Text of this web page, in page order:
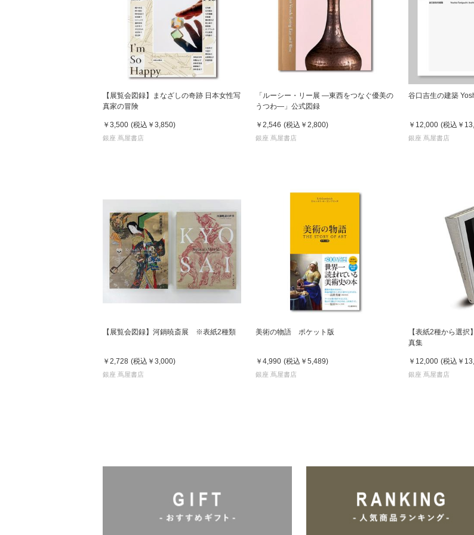
【展覧会図録】まなざしの奇跡 日本女性写
真家の冒険
￥3,500 (税込 ￥3,850)
銀座 蔦屋書店
「ルーシー・リー展 ―東西をつなぐ優美の
うつわ―」公式図録
￥2,546 (税込 ￥2,800)
銀座 蔦屋書店
谷口吉生の建築
￥12,000 (税込 ￥
銀座 蔦屋書店
【展覧会図録】河鍋暁斎展 ※表紙2種類
￥2,728 (税込 ￥3,000)
銀座 蔦屋書店
美術の物語 ポケット版
￥4,990 (税込 ￥5,489)
銀座 蔦屋書店
【表紙2種から選
真集
￥12,000 (税込 ￥
銀座 蔦屋書店